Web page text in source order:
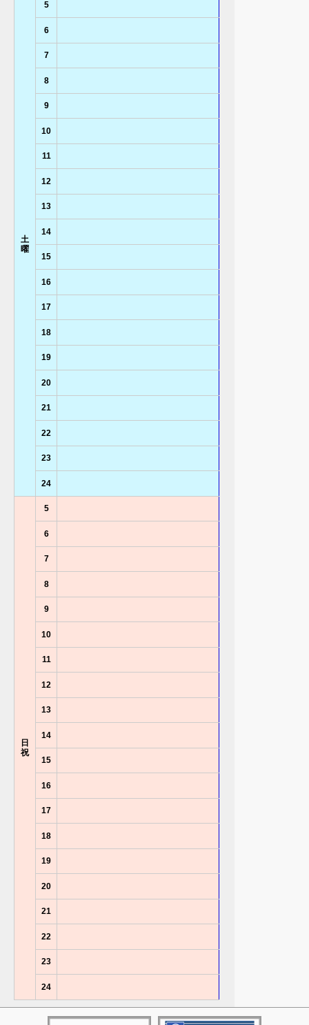
土
曜
5
6
7
8
9
10
11
12
13
14
15
16
17
18
19
20
21
22
23
24
日
祝
5
6
7
8
9
10
11
12
13
14
15
16
17
18
19
20
21
22
23
24